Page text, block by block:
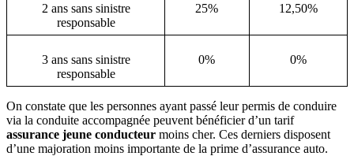
2 ans sans sinistre
responsable
25% 12,50%
3 ans sans sinistre
responsable
0% 0%
On constate que les personnes ayant passé leur permis de conduire
via la conduite accompagnée peuvent bénéficier d’un tarif
assurance jeune conducteur moins cher. Ces derniers disposent
d’une majoration moins importante de la prime d’assurance auto.